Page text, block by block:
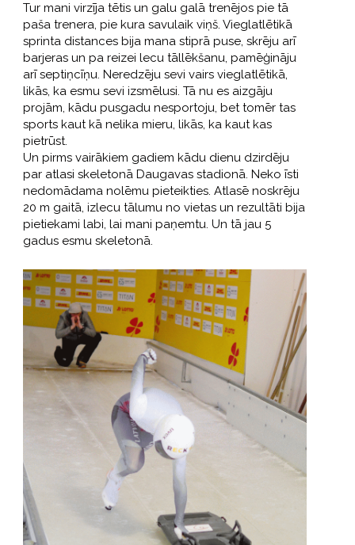
Tur mani virzīja tētis un galu galā trenējos pie tā
paša trenera, pie kura savulaik viņš. Vieglatlētikā
sprinta distances bija mana stiprā puse, skrēju arī
barjeras un pa reizei lecu tāllēkšanu, pamēģināju
arī septiņcīņu. Neredzēju sevi vairs vieglatlētikā,
likās, ka esmu sevi izsmēlusi. Tā nu es aizgāju
projām, kādu pusgadu nesportoju, bet tomēr tas
sports kaut kā nelika mieru, likās, ka kaut kas
pietrūst.
Un pirms vairākiem gadiem kādu dienu dzirdēju
par atlasi skeletonā Daugavas stadionā. Neko īsti
nedomādama nolēmu pieteikties. Atlasē noskrēju
20 m gaitā, izlecu tālumu no vietas un rezultāti bija
pietiekami labi, lai mani paņemtu. Un tā jau 5
gadus esmu skeletonā.